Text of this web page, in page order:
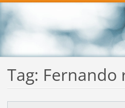
Tag: Fernando